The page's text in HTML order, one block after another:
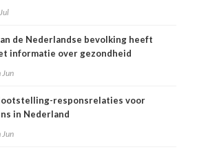
de Nederlandse bevolking heeft
informatie over gezondheid
Jun
responsrelaties voor
in Nederland
Jun